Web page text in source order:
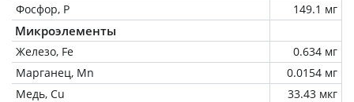
Фосфор, P
149.1 мг
Микроэлементы
Железо, Fe
0.634 мг
Марганец, Mn
0.0154 мг
Медь, Cu
33.43 мкг